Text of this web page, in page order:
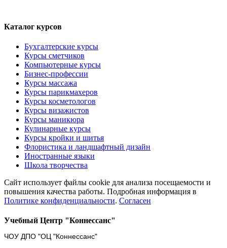
Каталог курсов
Бухгалтерские курсы
Курсы сметчиков
Компьютерные курсы
Бизнес-профессии
Курсы массажа
Курсы парикмахеров
Курсы косметологов
Курсы визажистов
Курсы маникюра
Кулинарные курсы
Курсы кройки и шитья
Флористика и ландшафтный дизайн
Иностранные языки
Школа творчества
Сайт использует файлы cookie для анализа посещаемости и
повышения качества работы. Подробная информация в
Политике конфиденциальности. Согласен
Учебный Центр "Коннессанс"
ЧОУ ДПО "ОЦ "Коннессанс"